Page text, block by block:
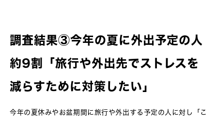
調査結果③今年の夏に外出予定の人
約9割「旅行や外出先でストレスを
減らすために対策したい」
今年の夏休みやお盆期間に旅行や外出する予定の人に対し「こ